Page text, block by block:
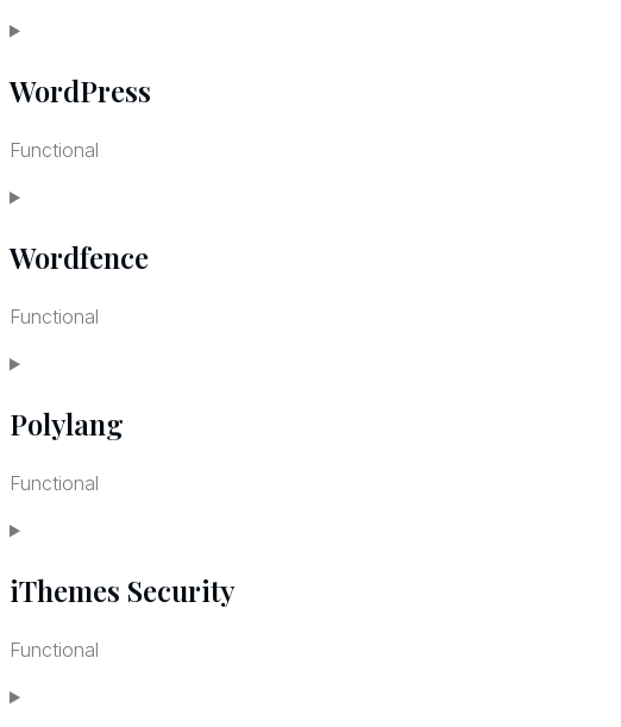
WordPress
Functional
Consent
to
service
wordpress
Wordfence
Functional
Consent
to
service
wordfence
Polylang
Functional
Consent
to
service
polylang
iThemes Security
Functional
Consent